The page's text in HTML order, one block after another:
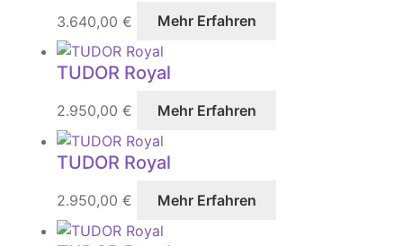
3.640,00 € Mehr Erfahren
TUDOR Royal
2.950,00 € Mehr Erfahren
TUDOR Royal
2.950,00 € Mehr Erfahren